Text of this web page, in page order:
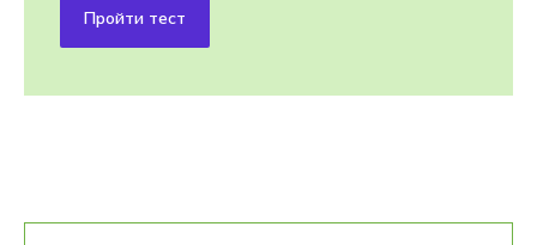
Пройти тест